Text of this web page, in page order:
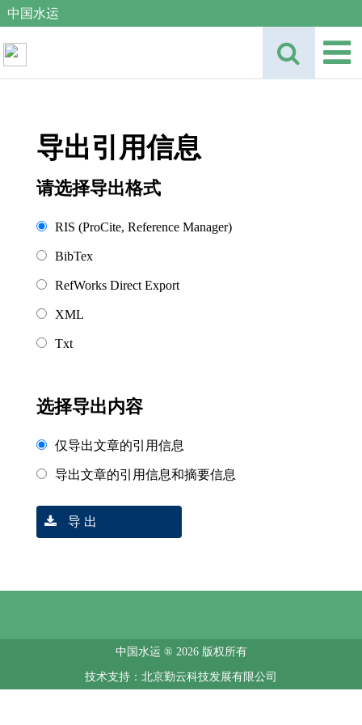
中国水运
导出引用信息
请选择导出格式
RIS (ProCite, Reference Manager)
BibTex
RefWorks Direct Export
XML
Txt
选择导出内容
仅导出文章的引用信息
导出文章的引用信息和摘要信息
导 出
中国水运 ® 2026 版权所有
技术支持：北京勤云科技发展有限公司